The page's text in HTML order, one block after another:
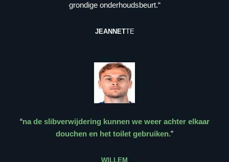
grondige onderhoudsbeurt.“
JEANNETTE
“na de slibverwijdering kunnen we weer achter elkaar
douchen en het toilet gebruiken.”
WILLEM